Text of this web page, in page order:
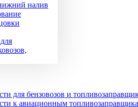
налив
для бензовозов и
к авиационным